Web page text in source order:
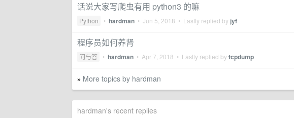
话说大家写爬虫有用 python3 的嘛
Python • hardman • Jun 5, 2018 • Lastly replied by jyf
程序员如何养肾
问与答 • hardman • Apr 7, 2018 • Lastly replied bytcpdump
» More topics by hardman
hardman's recent replies